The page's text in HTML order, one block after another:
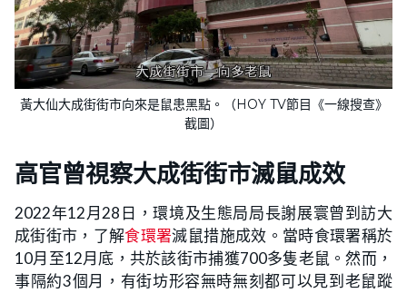
黃大仙大成街街市向來是鼠患黑點。（HOY TV節目《一線搜查》
截圖）
高官曾視察大成街街市滅鼠成效
2022年12月28日，環境及生態局局長謝展寰曾到訪大
成街街市，了解食環署滅鼠措施成效。當時食環署稱於
10月至12月底，共於該街市捕獲700多隻老鼠。然而，
事隔約3個月，有街坊形容無時無刻都可以見到老鼠蹤